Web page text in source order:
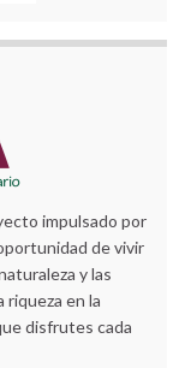
impulsado por
de vivir
y las
riqueza en la
disfrutes cada